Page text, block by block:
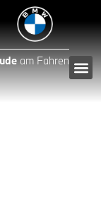
am Fahren